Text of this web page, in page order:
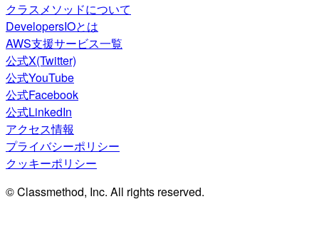
クラスメソッドについて
DevelopersIOとは
AWS支援サービス一覧
公式X(Twitter)
公式YouTube
公式Facebook
公式LinkedIn
アクセス情報
プライバシーポリシー
クッキーポリシー
© Classmethod, Inc. All rights reserved.